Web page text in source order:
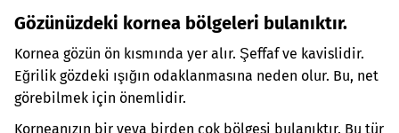
Gözünüzdeki kornea bölgeleri bulanıktır.
Kornea gözün ön kısmında yer alır. Şeffaf ve kavislidir.
Eğrilik gözdeki ışığın odaklanmasına neden olur. Bu, net
görebilmek için önemlidir.
Korneanızın bir veya birden çok bölgesi bulanıktır. Bu tür